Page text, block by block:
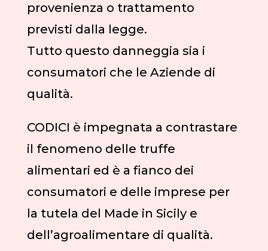
provenienza o trattamento
previsti dalla legge.
Tutto questo danneggia sia i
consumatori che le Aziende di
qualità.
CODICI è impegnata a contrastare
il fenomeno delle truffe
alimentari ed è a fianco dei
consumatori e delle imprese per
la tutela del Made in Sicily e
dell’agroalimentare di qualità.